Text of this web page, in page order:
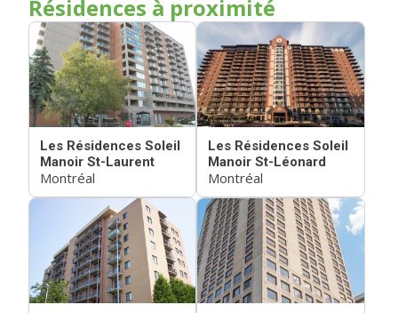
Résidences à proximité
Les Résidences Soleil
Manoir St-Laurent
Montréal
Les Résidences Soleil
Manoir St-Léonard
Montréal